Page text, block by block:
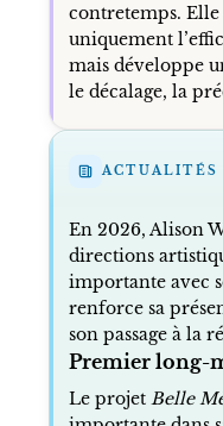
contretemps.
uniquement
mais développe
le décalage, la
ACTUALITÉS
En 2026, Alison
directions
importante avec
renforce sa
son passage à la
Premier long-
Le projet Belle